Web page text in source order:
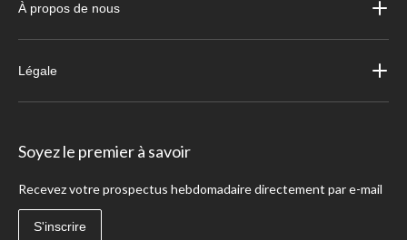
À propos de nous
Légale
Soyez le premier à savoir
Recevez votre prospectus hebdomadaire directement par e-mail
S'inscrire